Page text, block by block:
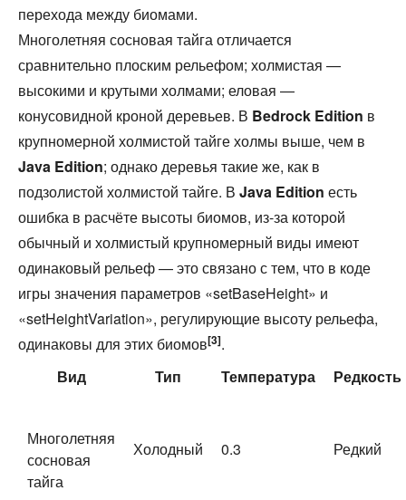
перехода между биомами.
Многолетняя сосновая тайга отличается
сравнительно плоским рельефом; холмистая —
высокими и крутыми холмами; еловая —
конусовидной кроной деревьев. В Bedrock Edition в
крупномерной холмистой тайге холмы выше, чем в
Java Edition; однако деревья такие же, как в
подзолистой холмистой тайге. В Java Edition есть
ошибка в расчёте высоты биомов, из-за которой
обычный и холмистый крупномерный виды имеют
одинаковый рельеф — это связано с тем, что в коде
игры значения параметров «setBaseHeight» и
«setHeightVariation», регулирующие высоту рельефа,
одинаковы для этих биомов[3].
Вид
Тип Температура Редкость
Многолетняя
сосновая
тайга
Холодный 0.3 Редкий